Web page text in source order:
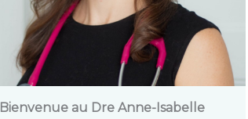
Bienvenue au Dre Anne-Isabelle